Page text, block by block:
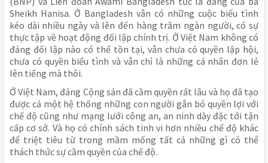
Sheikh Hanisa. Ở Bangladesh vẫn có những cuộc biểu tình
kéo dài nhiều ngày và lên đến hàng trăm ngàn người, có sự
thực tập về hoạt động đối lập chính trị. Ở Việt Nam không có
đảng đối lập nào có thể tồn tại, vẫn chưa có quyền lập hội,
chưa có quyền biểu tình và vẫn chỉ là những cá nhân đơn lẻ
lên tiếng mà thôi.
Ở Việt Nam, đảng Cộng sản đã cầm quyền rất lâu và họ đã tạo
được cả một hệ thống những con người gắn bó quyền lợi với
chế độ cũng như mạng lưới công an, an ninh dày đặc tới tận
cấp cơ sở. Và họ có chính sách tinh vi hơn nhiều chế độ khác
để triệt tiêu từ trong mầm mống tất cả những gì có thể
thách thức sự cầm quyền của chế độ.